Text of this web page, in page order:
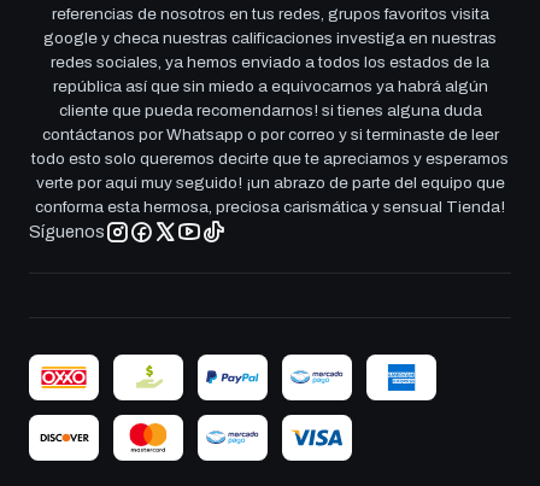
referencias de nosotros en tus redes, grupos favoritos visita
google y checa nuestras calificaciones investiga en nuestras
redes sociales, ya hemos enviado a todos los estados de la
república así que sin miedo a equivocarnos ya habrá algún
cliente que pueda recomendarnos! si tienes alguna duda
contáctanos por Whatsapp o por correo y si terminaste de leer
todo esto solo queremos decirte que te apreciamos y esperamos
verte por aqui muy seguido! ¡un abrazo de parte del equipo que
conforma esta hermosa, preciosa carismática y sensual Tienda!
Síguenos